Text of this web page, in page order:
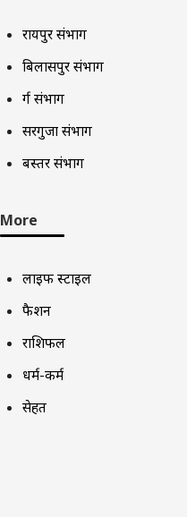
रायपुर संभाग
बिलासपुर संभाग
दुर्ग संभाग
सरगुजा संभाग
बस्तर संभाग
More
लाइफ स्टाइल
फैशन
राशिफल
धर्म-कर्म
सेहत